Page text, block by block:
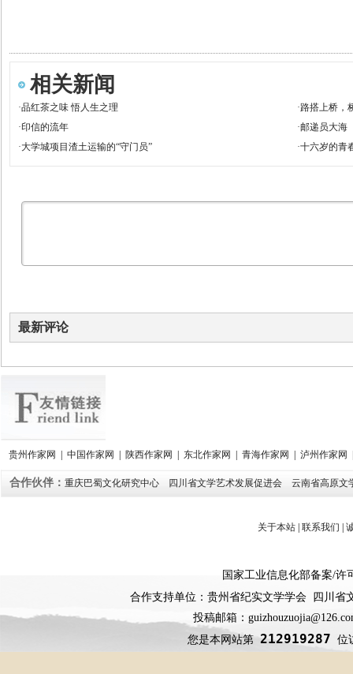
相关新闻
·品红茶之味 悟人生之理 ·路搭上桥，
·印信的流年 ·邮递员大海
·大学城项目渣土运输的“守门员” ·十六岁的青
最新评论
贵州作家网 | 中国作家网 | 陕西作家网 | 东北作家网 | 青海作家网 | 泸州作家网
合作伙伴： 重庆巴蜀文化研究中心 四川省文学艺术发展促进会 云南省高原文
关于本站| 联系我们 |
国家工业信息化部备案/许
合作支持单位：贵州省纪实文学学会 四川
投稿邮箱：
您是本网站第212919287